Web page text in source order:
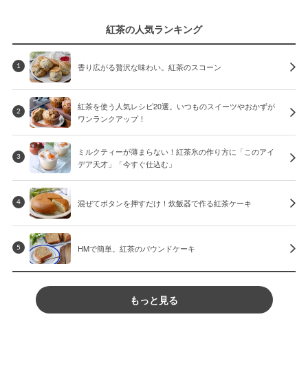
紅茶の人気ランキング
1 香り広がる贅沢な味わい。紅茶のスコーン
2
紅茶を使う人気レシピ20選。いつものスイーツやおかずが
ワンランクアップ！
3
ミルクティーが薄まらない！紅茶氷の作り方に「このアイ
デア天才」「今すぐ仕込む」
4 混ぜてボタンを押すだけ！炊飯器で作る紅茶ケーキ
5 HMで簡単。紅茶のパウンドケーキ
もっと見る